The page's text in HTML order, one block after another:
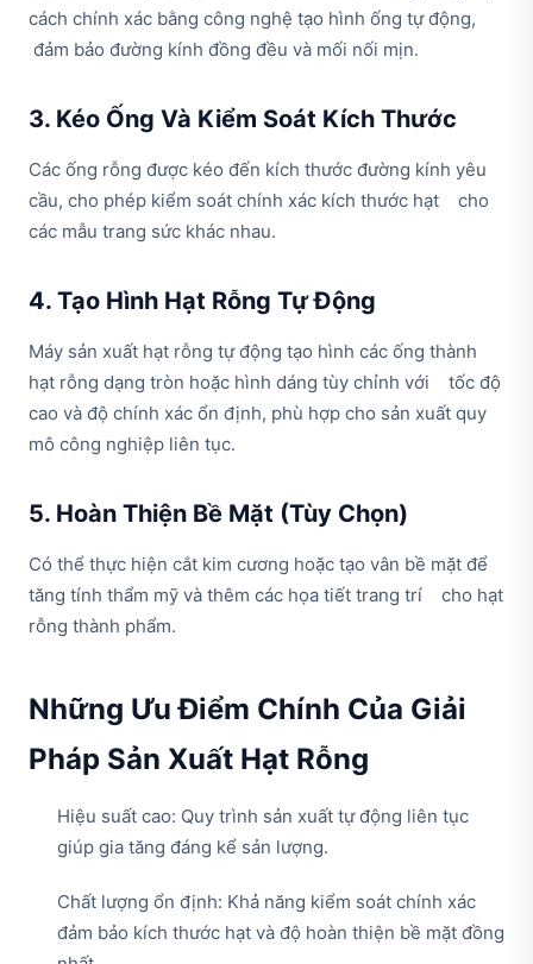
cách chính xác bằng công nghệ tạo hình ống tự động,
đảm bảo đường kính đồng đều và mối nối mịn.
3. Kéo Ống Và Kiểm Soát Kích Thước
Các ống rỗng được kéo đến kích thước đường kính yêu
cầu, cho phép kiểm soát chính xác kích thước hạt cho
các mẫu trang sức khác nhau.
4. Tạo Hình Hạt Rỗng Tự Động
Máy sản xuất hạt rỗng tự động tạo hình các ống thành
hạt rỗng dạng tròn hoặc hình dáng tùy chỉnh với tốc độ
cao và độ chính xác ổn định, phù hợp cho sản xuất quy
mô công nghiệp liên tục.
5. Hoàn Thiện Bề Mặt (Tùy Chọn)
Có thể thực hiện cắt kim cương hoặc tạo vân bề mặt để
tăng tính thẩm mỹ và thêm các họa tiết trang trí cho hạt
rỗng thành phẩm.
Những Ưu Điểm Chính Của Giải
Pháp Sản Xuất Hạt Rỗng
Hiệu suất cao: Quy trình sản xuất tự động liên tục
giúp gia tăng đáng kể sản lượng.
Chất lượng ổn định: Khả năng kiểm soát chính xác
đảm bảo kích thước hạt và độ hoàn thiện bề mặt đồng